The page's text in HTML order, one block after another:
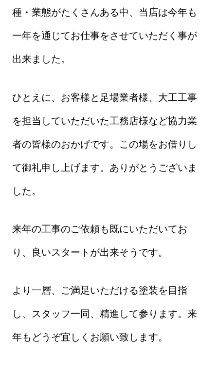
種・業態がたくさんある中、当店は今年も
一年を通じてお仕事をさせていただく事が
出来ました。
ひとえに、お客様と足場業者様、大工工事
を担当していただいた工務店様など協力業
者の皆様のおかげです。この場をお借りし
て御礼申し上げます。ありがとうございま
した。
来年の工事のご依頼も既にいただいてお
り、良いスタートが出来そうです。
より一層、ご満足いただける塗装を目指
し、スタッフ一同、精進して参ります。来
年もどうぞ宜しくお願い致します。